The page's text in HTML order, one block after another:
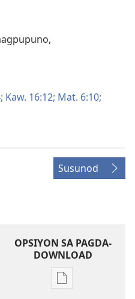
Kaw. 16:12; Mat. 6:10;
Susunod
OPSIYON SA PAGDA-
DOWNLOAD
Opsiyon